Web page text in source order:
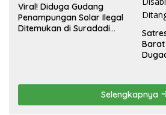
Viral! Diduga Gudang
Penampungan Solar Ilegal
Ditemukan di Suradadi
Barat
Selengkapnya